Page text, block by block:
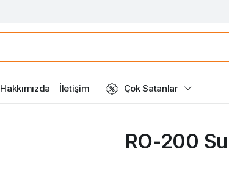
Hakkımızda İletişim Çok Satanlar
RO-200